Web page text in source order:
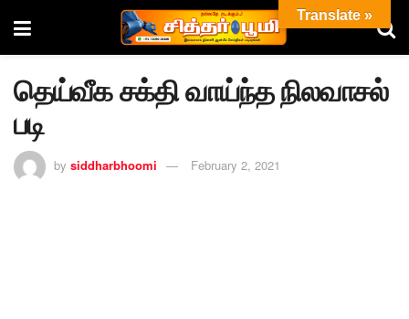
தெய்வீக சக்தி வாய்ந்த நிலவாசல்
படி
by siddharbhoomi February 2, 2021
Translate »